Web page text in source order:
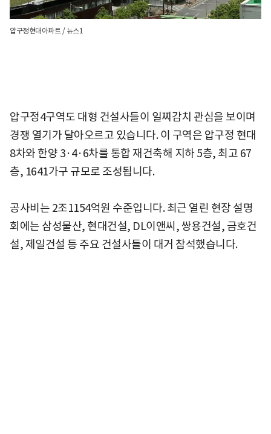
압구정현대아파트 / 뉴스1
압구정4구역도 대형 건설사들이 일찌감치 관심을 보이며
경쟁 열기가 달아오르고 있습니다. 이 구역은 압구정 현대
8차와 한양 3·4·6차를 통합 재건축해 지하 5층, 최고 67
층, 1641가구 규모로 조성됩니다.
공사비는 2조1154억원 수준입니다. 최근 열린 현장 설명
회에는 삼성물산, 현대건설, DL이앤씨, 쌍용건설, 금호건
설, 제일건설 등 주요 건설사들이 대거 참석했습니다.